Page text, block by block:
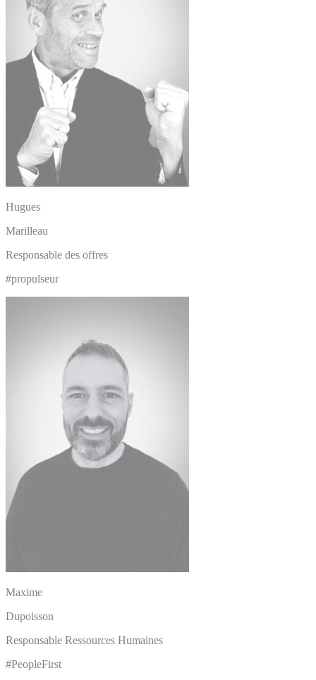
Hugues
Marilleau
Responsable des offres
#propulseur
Maxime
Dupoisson
Responsable Ressources Humaines
#PeopleFirst